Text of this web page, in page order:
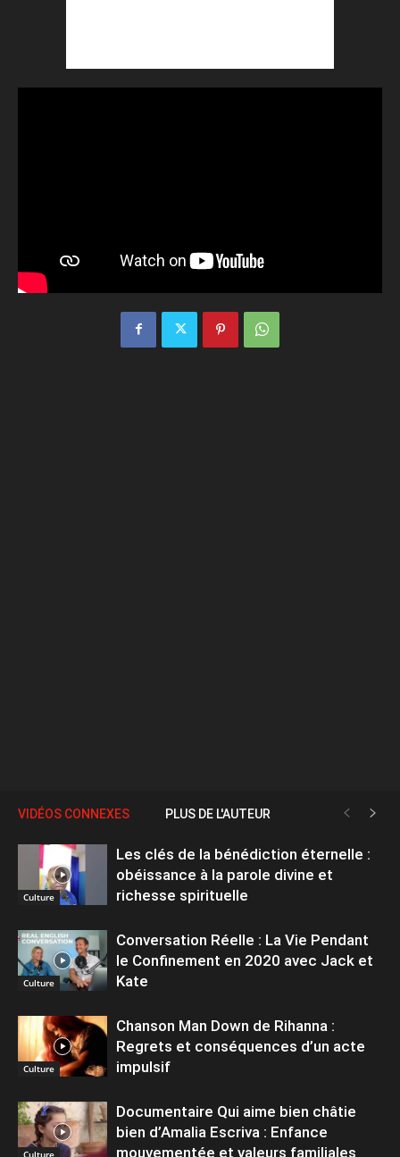
VIDÉOS CONNEXES PLUS DE L'AUTEUR
Culture
Les clés de la bénédiction éternelle :
obéissance à la parole divine et
richesse spirituelle
Culture
Conversation Réelle : La Vie Pendant
le Confinement en 2020 avec Jack et
Kate
Culture
Chanson Man Down de Rihanna :
Regrets et conséquences d’un acte
impulsif
Documentaire Qui aime bien châtie
bien d’Amalia Escriva : Enfance
mouvementée et valeurs familiales